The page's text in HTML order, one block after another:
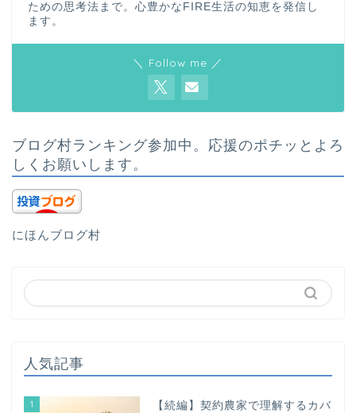
ための思考法まで。心豊かなFIRE生活の知恵を発信し
ます。
＼ Follow me ／
ブログ村ランキング参加中。応援のポチッとよろ
しくお願いします。
にほんブログ村
人気記事
1
【続編】契約農家で理解するカバ